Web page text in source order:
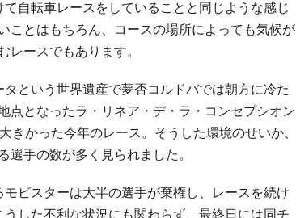
自転車レースをしていることと同じような感じ
ことはもちろん、コースの場所によっても気候が
レースでもあります。
という世界遺産で夢否コルドバでは朝方に冷た
点となったラ・リネア・デ・ラ・コンセプシオン
きかった今年のレース。そうした環境のせいか、
選手の数が多く見られました。
ビスターは大半の選手が棄権し、レースを続け
した不利な状況にも関わらず、最終日には同チ